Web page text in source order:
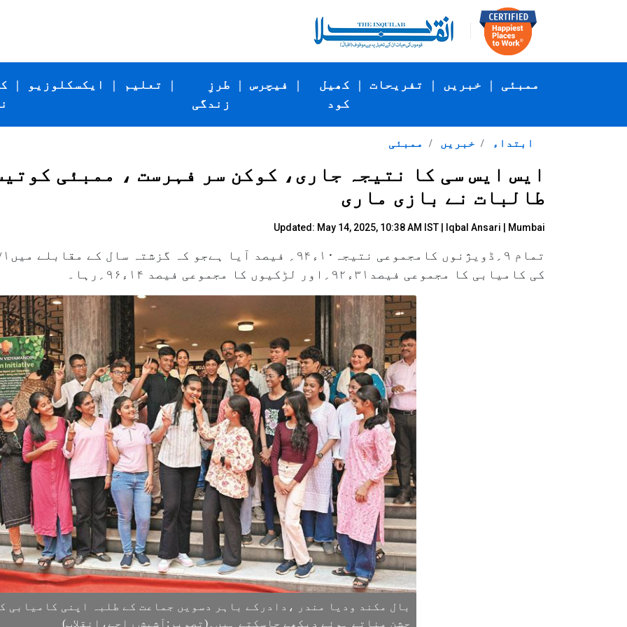
| ایکسکلوزیو | تعلیم |
طرزِ
زندگی
| فیچرس |
کھیل
کود
| تفریحات | خبریں | ممبئی
ممبئی خبریں ابتداء
ایس ایس سی کا نتیجہ جاری، کوکن سر فہرست ، ممبئی
طالبات نے بازی ماری
Updated: May 14, 2025, 10:38 AM IST | Iqbal Ansari | Mumbai
کی کامیابی کا مجموعی فیصد۳۱ء۹۲؍اور لڑکیوں کا مجموعی فیصد ۱۴ء۹۶؍رہا۔
بال مکند ودیا مندر ،دادرکے باہر دسویں جماعت کے طلبہ اپنی کامیابی
جشن مناتے ہوئے دیکھے جاسکتے ہیں۔(تصویر:آشیش راجے،انقلاب)